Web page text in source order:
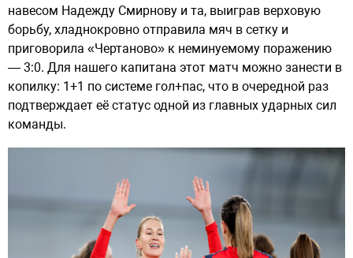
навесом Надежду Смирнову и та, выиграв верховую
борьбу, хладнокровно отправила мяч в сетку и
приговорила «Чертаново» к неминуемому поражению
— 3:0. Для нашего капитана этот матч можно занести в
копилку: 1+1 по системе гол+пас, что в очередной раз
подтверждает её статус одной из главных ударных сил
команды.